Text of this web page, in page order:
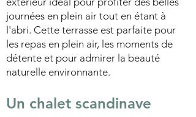
journées en plein air tout en étant à
l'abri. Cette terrasse est parfaite pour
les repas en plein air, les moments de
détente et pour admirer la beauté
naturelle environnante.
Un chalet scandinave